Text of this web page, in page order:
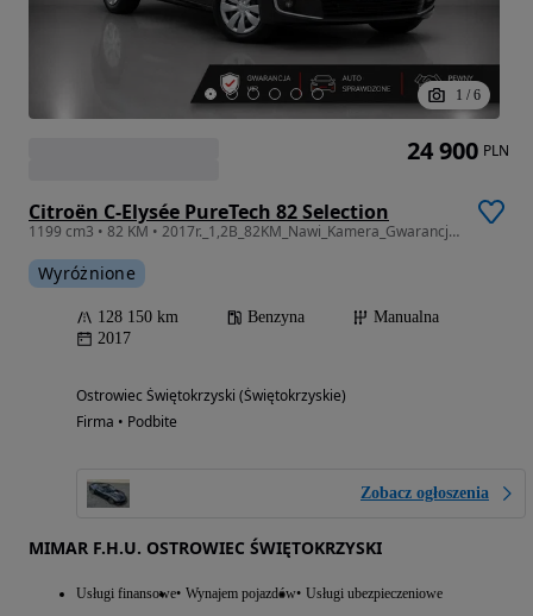
1 / 6
Citroën C-Elysée PureTech 82 Selection
1199 cm3 • 82 KM • 2017r._1,2B_82KM_Nawi_Kamera_Gwarancja_12m.
Wyróżnione
128 150 km Benzyna
Manualna
2017
Ostrowiec Świętokrzyski (Świętokrzyskie)
Firma • Podbite
Zobacz ogłoszenia
MIMAR F.H.U. OSTROWIEC ŚWIĘTOKRZYSKI
Usługi finansowe Wynajem pojazdów Usługi ubezpieczeniowe
24 900 PLN